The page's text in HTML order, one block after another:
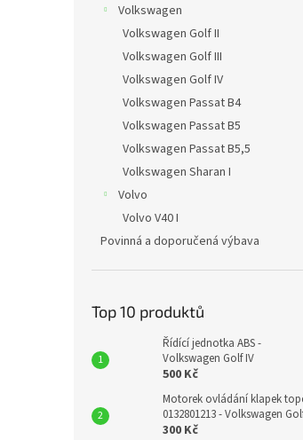
Volkswagen
Volkswagen Golf II
Volkswagen Golf III
Volkswagen Golf IV
Volkswagen Passat B4
Volkswagen Passat B5
Volkswagen Passat B5,5
Volkswagen Sharan I
Volvo
Volvo V40 I
Povinná a doporučená výbava
Top 10 produktů
Řídící jednotka ABS -
Volkswagen Golf IV
500 Kč
Motorek ovládání klapek
0132801213 - Volkswagen
300 Kč